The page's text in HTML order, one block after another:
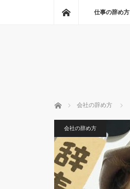
ホーム仕事の辞め方
ホーム 会社の辞め方
会社の辞め方